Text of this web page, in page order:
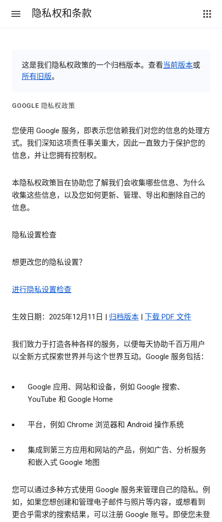
隐私权和条款
这是我们隐私权政策的一个归档版本。查看当前版本或
所有旧版。
GOOGLE 隐私权政策
您使用 Google 服务，即表示您信赖我们对您的信息的处理方
式。我们深知这项责任事关重大，因此一直致力于保护您的
信息，并让您拥有控制权。
本隐私权政策旨在协助您了解我们会收集哪些信息、为什么
收集这些信息，以及您如何更新、管理、导出和删除自己的
信息。
隐私设置检查
想更改您的隐私设置？
进行隐私设置检查
生效日期：2025年12月11日 | 归档版本 | 下载 PDF 文件
我们致力于打造各种各样的服务，以便每天协助千百万用户
以全新方式探索世界并与这个世界互动。Google 服务包括：
Google 应用、网站和设备，例如 Google 搜索、
YouTube 和 Google Home
平台，例如 Chrome 浏览器和 Android 操作系统
集成到第三方应用和网站的产品，例如广告、分析服务
和嵌入式 Google 地图
您可以通过多种方式使用 Google 服务来管理自己的隐私。例
如，如果您想创建和管理电子邮件与照片等内容，或想看到
更合乎需求的搜索结果，可以注册 Google 账号。即使您未登